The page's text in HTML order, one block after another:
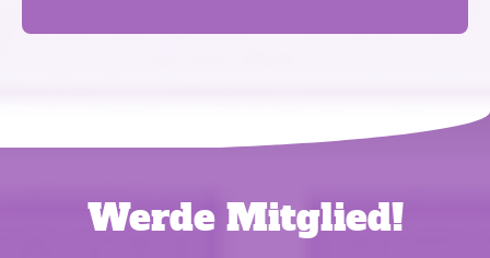
Werde Mitglied!